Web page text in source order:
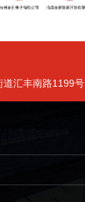
道汇丰南路1199号